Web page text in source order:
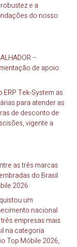
e a
do nosso
–
de apoio
Tek-System as
para atender as
de desconto de
vigente a
as três marcas
do Brasil
2026
um
nacional
empresas mais
na categoria
Top Móbile 2026,